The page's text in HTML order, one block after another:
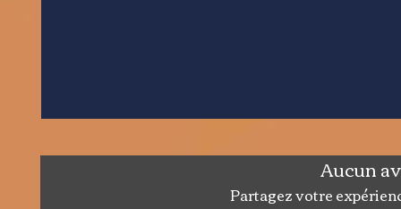
Aucun
Partagez votre